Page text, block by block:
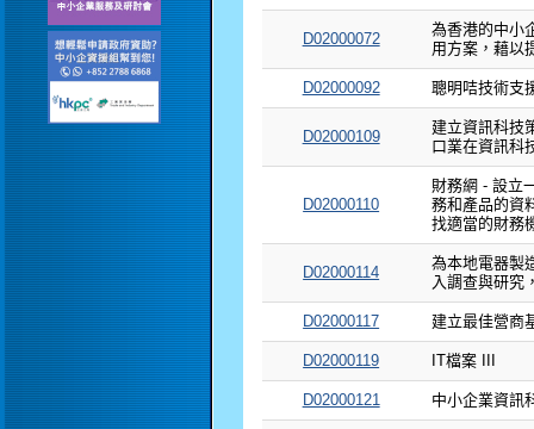
D02000072
為香港的中小
用方案，藉以
D02000092 聰明咭技術支
D02000109
建立資訊科技
口業在資訊科
D02000110
財務網 - 設立
務和產品的資
找適當的財務
D02000114
為本地電器製
入調查與研究
D02000117 建立最佳營商
D02000119 IT檔案 III
D02000121 中小企業資訊